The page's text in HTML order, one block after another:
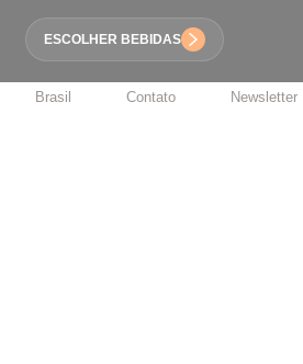
ESCOLHER BEBIDAS
Brasil Contato Newsletter